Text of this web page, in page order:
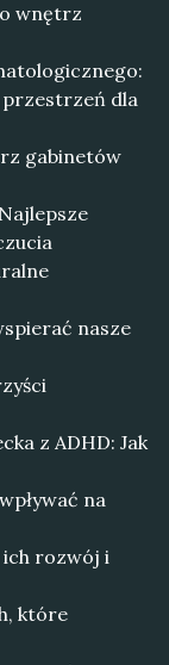
wnętrz
przestrzeń dla
gabinetów
nasze
z ADHD: Jak
na
ich rozwój i
które